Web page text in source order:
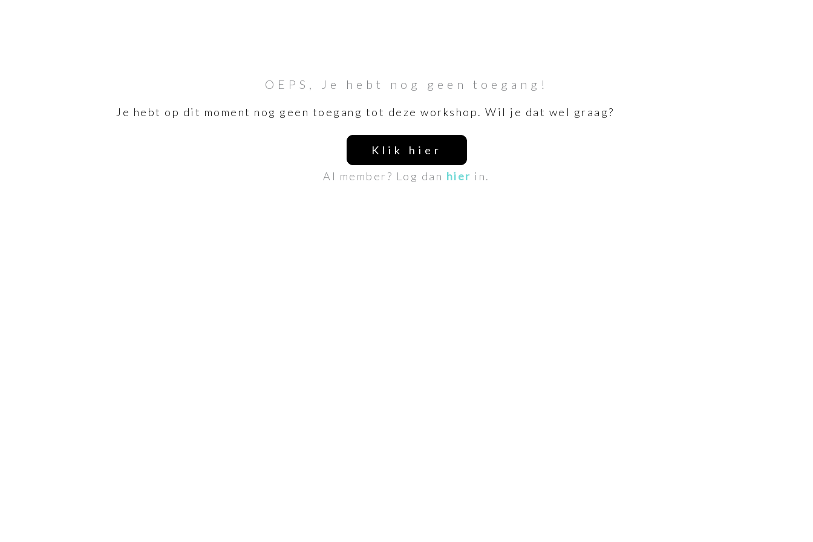
OEPS, Je hebt nog geen toegang!
Je hebt op dit moment nog geen toegang tot deze workshop. Wil je dat wel graag?
Klik hier
Al member? Log dan hier in.